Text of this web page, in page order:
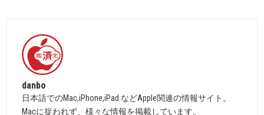
danbo
日本語でのMac,iPhone,iPad などApple関連の情報サイト。
Macに捉われず、様々な情報を掲載しています。